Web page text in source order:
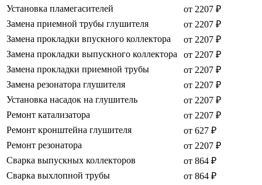
Установка пламегасителей
от 2207 ₽
Замена приемной трубы глушителя
от 2207 ₽
Замена прокладки впускного коллектора
от 2207 ₽
Замена прокладки выпускного коллектора
от 2207 ₽
Замена прокладки приемной трубы
от 2207 ₽
Замена резонатора глушителя
от 2207 ₽
Установка насадок на глушитель
от 2207 ₽
Ремонт катализатора
от 2207 ₽
Ремонт кронштейна глушителя
от 627 ₽
Ремонт резонатора
от 2207 ₽
Сварка выпускных коллекторов
от 864 ₽
Сварка выхлопной трубы
от 864 ₽